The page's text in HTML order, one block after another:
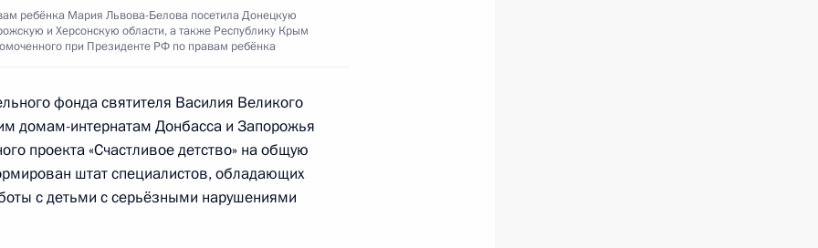
организации
касающиеся
детей-инвалидов и детей
ребёнка Мария Львова-Белова посетила Донецкую
и Херсонскую области, а также Республику Крым
при Президенте РФ по правам ребёнка
фонда святителя Василия Великого
домам-интернатам Донбасса и Запорожья
проекта «Счастливое детство» на общую
штат специалистов, обладающих
с детьми с серьёзными нарушениями